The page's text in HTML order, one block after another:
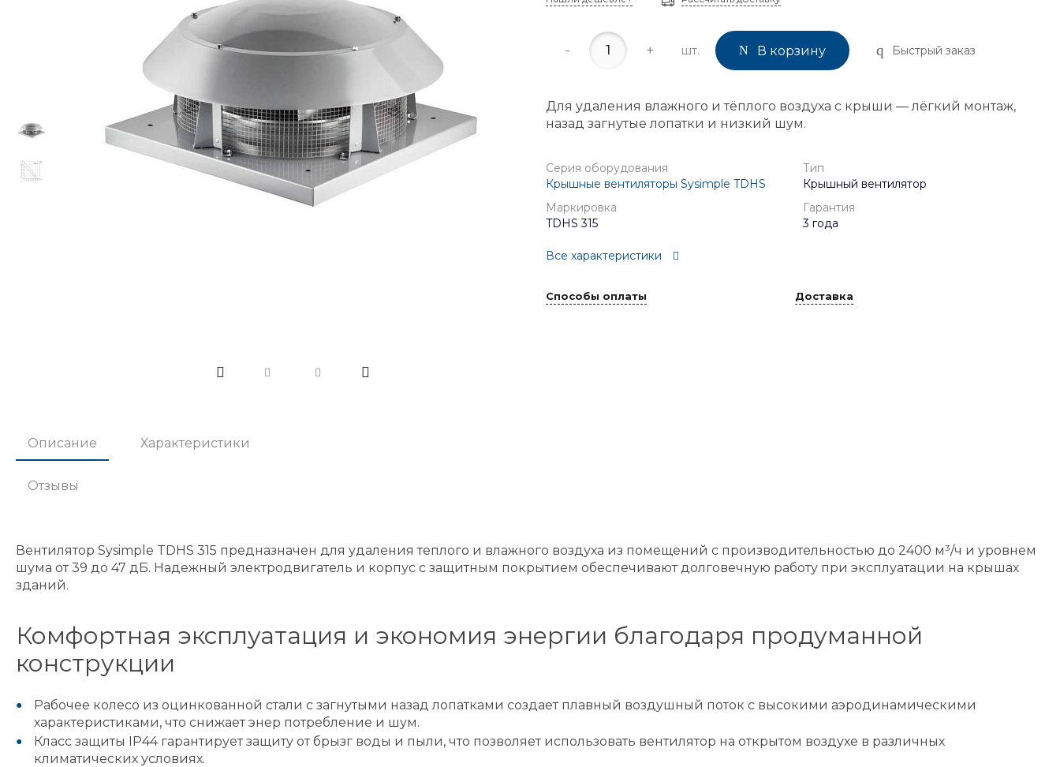
- + шт. В корзину Быстрый заказ
Для удаления влажного и тёплого воздуха с крыши — лёгкий монтаж,
назад загнутые лопатки и низкий шум.
Серия оборудования
Крышные вентиляторы Sysimple TDHS
Тип
Крышный вентилятор
Маркировка
TDHS 315
Гарантия
3 года
Все характеристики
Способы оплаты Доставка
Описание Характеристики
Отзывы
Вентилятор Sysimple TDHS 315 предназначен для удаления теплого и влажного воздуха из помещений с производительностью до 2400 м³/ч и уровнем
шума от 39 до 47 дБ. Надежный электродвигатель и корпус с защитным покрытием обеспечивают долговечную работу при эксплуатации на крышах
зданий.
Комфортная эксплуатация и экономия энергии благодаря продуманной
конструкции
Рабочее колесо из оцинкованной стали с загнутыми назад лопатками создает плавный воздушный поток с высокими аэродинамическими
характеристиками, что снижает энер потребление и шум.
Класс защиты IP44 гарантирует защиту от брызг воды и пыли, что позволяет использовать вентилятор на открытом воздухе в различных
климатических условиях.